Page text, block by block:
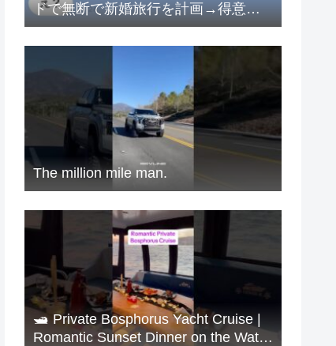
ドで無断で新婚旅行を計画→得意げ
な妹に「カードは解約したから」と
伝えた時の反応が…ｗ
The million mile man.
🛥️ Private Bosphorus Yacht Cruise |
Romantic Sunset Dinner on the Water